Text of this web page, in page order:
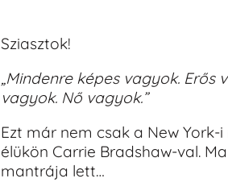
Sziasztok!
„Mindenre képes vagyok. Erős
vagyok. Nő vagyok.”
Ezt már nem csak a New York-i
élükön Carrie Bradshaw-val.
mantrája lett…